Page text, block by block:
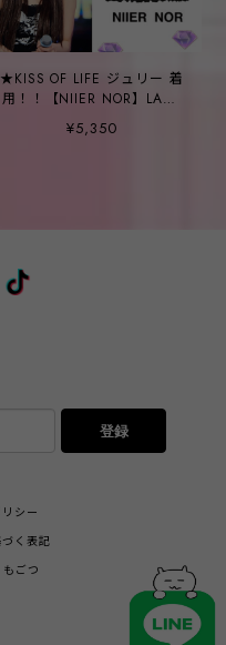
★KISS OF LIFE ジュリー 着
用！！【NIIER NOR】LACE
SLEEVELESS_BLACK
¥5,350
登録
シー
く表記
ごつ